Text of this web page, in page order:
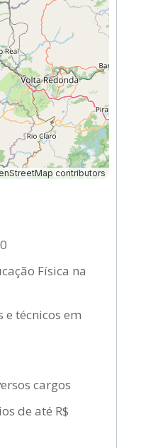
contributors
Física na
técnicos em
cargos
de até R$